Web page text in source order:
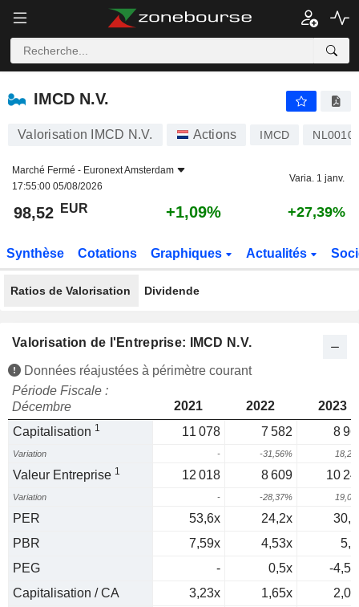
IMCD N.V.
IMCD N.V.
Valorisation IMCD N.V. Actions IMCD
Marché Fermé - Euronext Amsterdam
17:55:00 05/08/2026
Varia. 1 janv.
98,52 EUR +1,09% +27,39%
Synthèse Cotations Graphiques Actualités
Ratios de Valorisation Dividende
Valorisation de l'Entreprise: IMCD N.V.
Données réajustées à périmètre courant
Période Fiscale :
Décembre
2021 2022
2023
Capitalisation 1 11 078 7 582 8
Variation - -31,56%
Valeur Entreprise 1 12 018 8 609 10
Variation - -28,37%
PER 53,6x 24,2x
PBR
7,59x 4,53x
PEG
- 0,5x
-
Capitalisation / CA
3,23x 1,65x